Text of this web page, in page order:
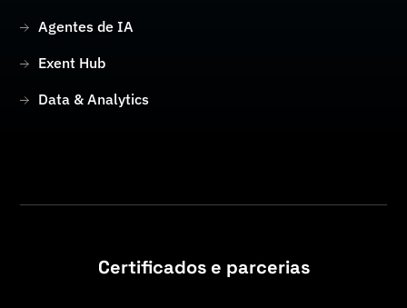
Agentes de IA
Exent Hub
Data & Analytics
Certificados e parcerias